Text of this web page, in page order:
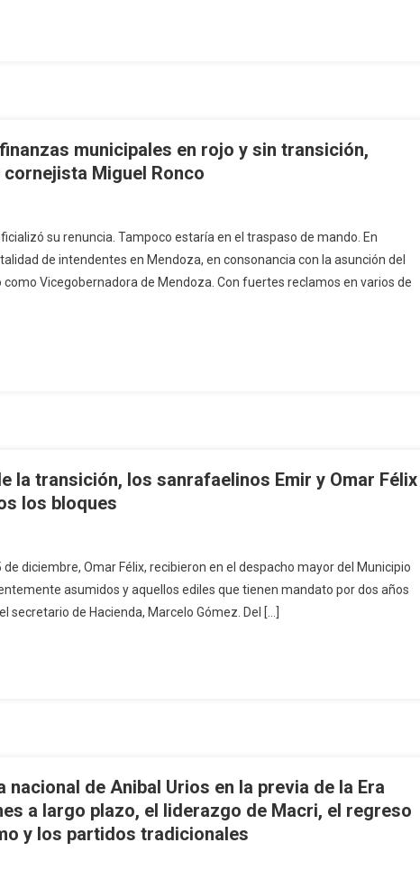
municipales en rojo y sin transición,
Miguel Ronco
su renuncia. Tampoco estaría en el traspaso de mando. En
de intendentes en Mendoza, en consonancia con la asunción del
Vicegobernadora de Mendoza. Con fuertes reclamos en varios de
la transición, los sanrafaelinos Emir y Omar Félix
los bloques
diciembre, Omar Félix, recibieron en el despacho mayor del Municipio
asumidos y aquellos ediles que tienen mandato por dos años
de Hacienda, Marcelo Gómez. Del […]
de Anibal Urios en la previa de la Era
a largo plazo, el liderazgo de Macri, el regreso
y los partidos tradicionales